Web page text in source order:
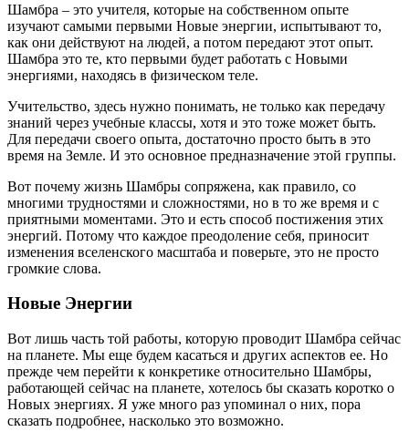
Шамбра – это учителя, которые на собственном опыте
изучают самыми первыми Новые энергии, испытывают то,
как они действуют на людей, а потом передают этот опыт.
Шамбра это те, кто первыми будет работать с Новыми
энергиями, находясь в физическом теле.
Учительство, здесь нужно понимать, не только как передачу
знаний через учебные классы, хотя и это тоже может быть.
Для передачи своего опыта, достаточно просто быть в это
время на Земле. И это основное предназначение этой группы.
Вот почему жизнь Шамбры сопряжена, как правило, со
многими трудностями и сложностями, но в то же время и с
приятными моментами. Это и есть способ постижения этих
энергий. Потому что каждое преодоление себя, приносит
изменения вселенского масштаба и поверьте, это не просто
громкие слова.
Новые Энергии
Вот лишь часть той работы, которую проводит Шамбра сейчас
на планете. Мы еще будем касаться и других аспектов ее. Но
прежде чем перейти к конкретике относительно Шамбры,
работающей сейчас на планете, хотелось бы сказать коротко о
Новых энергиях. Я уже много раз упоминал о них, пора
сказать подробнее, насколько это возможно.